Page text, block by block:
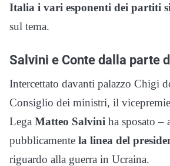
Italia i vari esponenti dei partiti
sul tema.
Salvini e Conte dalla parte
Intercettato davanti palazzo Chigi
Consiglio dei ministri, il
Lega Matteo Salvini ha sposato –
pubblicamente la linea del
riguardo alla guerra in Ucraina.